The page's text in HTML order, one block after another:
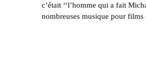
c’était ‘‘l’homme qui a fait
nombreuses musique pour films